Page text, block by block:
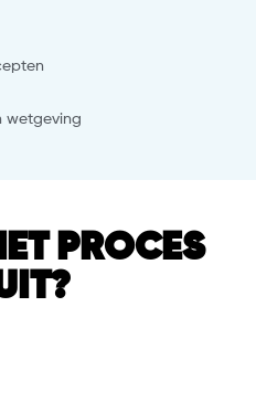
wetgeving
PROCES